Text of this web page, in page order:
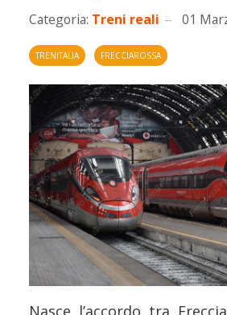
Categoria: Treni reali 01
TRENITALIA FRECCIAROSSA
Nasce l’accordo tra